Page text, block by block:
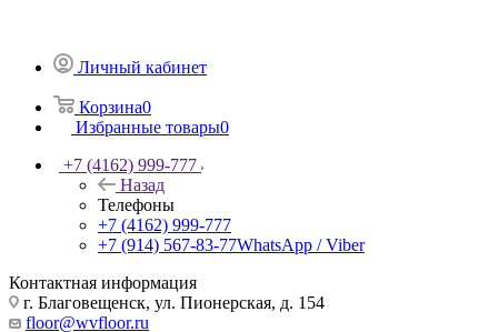
Личный кабинет
Корзина0
Избранные товары0
+7 (4162) 999-777
Назад
Телефоны
+7 (4162) 999-777
+7 (914) 567-83-77WhatsApp / Viber
Контактная информация
г. Благовещенск, ул. Пионерская, д. 154
floor@wvfloor.ru